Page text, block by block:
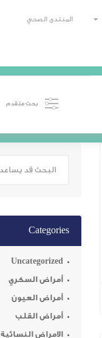
المنتدى الصحي
بحث متقدم
Categories
Uncategorized
أمراض السكري
أمراض العيون
أمراض القلب
الامراض النسائية